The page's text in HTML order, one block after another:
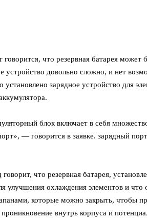
говорится, что резервная батарея может
устройство довольно сложно, и нет
установлено зарядное устройство для
блок включает в себя
— говорится в заявке. зарядный
что резервная батарея,
улучшения охлаждения элементов и
которые можно закрыть, чтобы
внутрь корпуса и